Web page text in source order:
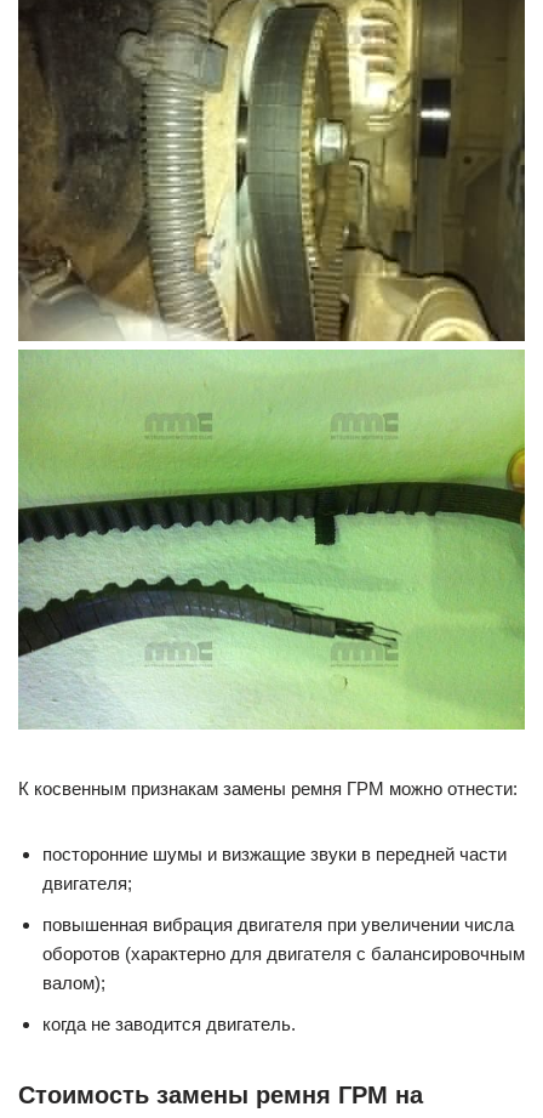
К косвенным признакам замены ремня ГРМ можно отнести:
посторонние шумы и визжащие звуки в передней части
двигателя;
повышенная вибрация двигателя при увеличении числа
оборотов (характерно для двигателя с балансировочным
валом);
когда не заводится двигатель.
Стоимость замены ремня ГРМ на